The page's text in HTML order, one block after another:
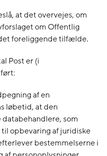
at det overvejes, om
om Offentlig
foreliggende tilfælde.
Post er (i
af en
løbetid, at den
som
opbevaring af juridiske
bestemmelserne i